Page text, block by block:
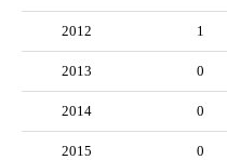
2012 1
2013 0
2014 0
2015 0